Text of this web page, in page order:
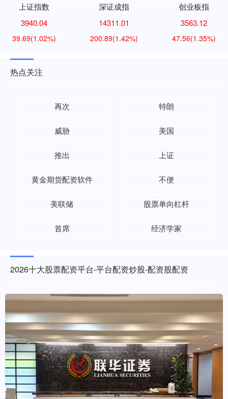
上证指数
3940.04
39.69(1.02%)
深证成指
14311.01
200.89(1.42%)
创业板指
3563.12
47.56(1.35%)
热点关注
再次 特朗
威胁 美国
推出 上证
黄金期货配资软件 不便
美联储 股票单向杠杆
首席 经济学家
2026十大股票配资平台-平台配资炒股-配资股配资